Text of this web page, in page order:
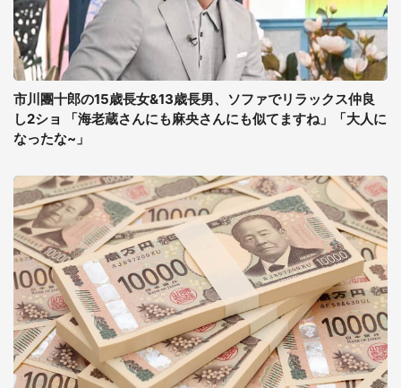
市川團十郎の15歳長女&13歳長男、ソファでリラックス仲良
し2ショ 「海老蔵さんにも麻央さんにも似てますね」「大人に
なったな~」